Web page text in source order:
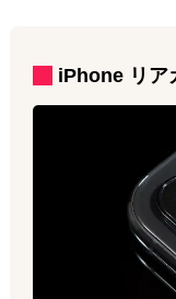
iPhone リア